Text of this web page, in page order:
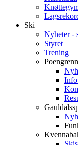
Ski
Nyheter -
Styret
Trening
Poengrenn